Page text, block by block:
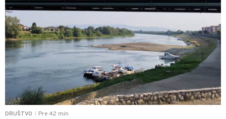
DRUŠTVO Pre 42 min